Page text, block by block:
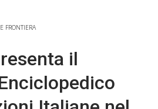
FRONTIERA
il